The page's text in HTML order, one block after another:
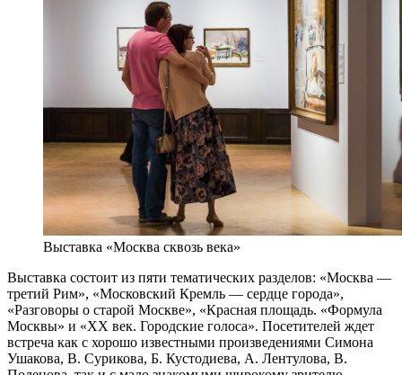
Выставка «Москва сквозь века»
Выставка состоит из пяти тематических разделов: «Москва —
третий Рим», «Московский Кремль — сердце города»,
«Разговоры о старой Москве», «Красная площадь. «Формула
Москвы» и «ХХ век. Городские голоса». Посетителей ждет
встреча как с хорошо известными произведениями Симона
Ушакова, В. Сурикова, Б. Кустодиева, А. Лентулова, В.